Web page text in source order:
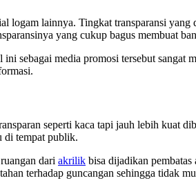
lainnya. Tingkat transparansi
yang cukup bagus membuat
ini sebagai media promosi tersebut
seperti kaca tapi jauh lebih kuat
di tempat publik.
dari akrilik bisa dijadikan pembatas
terhadap guncangan sehingga tidak